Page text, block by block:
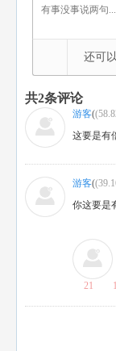
还可
共2条评论
游客(
这要是有
游客(
你这要是
21